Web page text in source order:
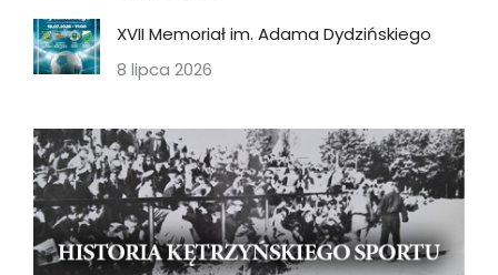
XVII Memoriał im. Adama Dydzińskiego
8 lipca 2026